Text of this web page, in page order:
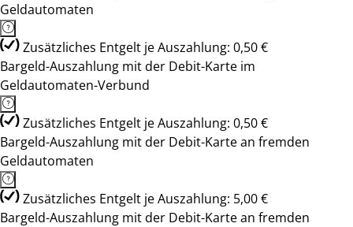
Geldautomaten
Zusätzliches Entgelt je Auszahlung: 0,50 €
Bargeld-Auszahlung mit der Debit-Karte im
Geldautomaten-Verbund
Zusätzliches Entgelt je Auszahlung: 0,50 €
Bargeld-Auszahlung mit der Debit-Karte an fremden
Geldautomaten
Zusätzliches Entgelt je Auszahlung: 5,00 €
Bargeld-Auszahlung mit der Debit-Karte an fremden